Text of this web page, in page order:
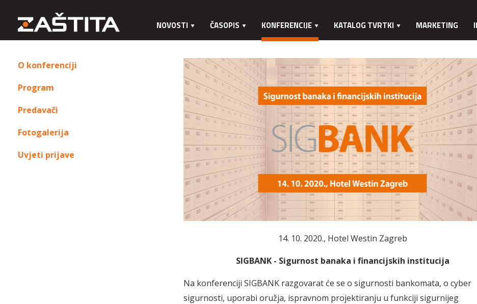
NOVOSTI ČASOPIS KONFERENCIJE KATALOG TVRTKI MARKETING
O konferenciji
Program
Predavači
Fotogalerija
Uvjeti prijave
14. 10. 2020., Hotel Westin Zagreb
SIGBANK - Sigurnost banaka i financijskih institucija
Na konferenciji SIGBANK razgovarat će se o sigurnosti bankomata, o cyber
sigurnosti, uporabi oružja, ispravnom projektiranju u funkciji sigurnijeg